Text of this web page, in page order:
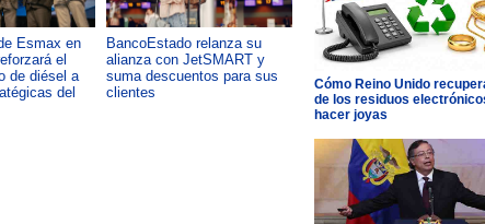
Esmax en
el
de diésel a
del
BancoEstado relanza su
alianza con JetSMART y
suma descuentos para sus
clientes
Capacitación como foco del
desarrollo país: OTIC de la
CChC lanza podcast sobre el
impacto de formar talento
Cómo Reino Unido
de los residuos
hacer joyas